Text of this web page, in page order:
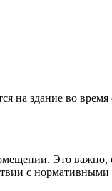
на здание во
Это важно,
с